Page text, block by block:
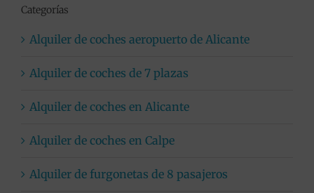
Categorías
Alquiler de coches aeropuerto de Alicante
Alquiler de coches de 7 plazas
Alquiler de coches en Alicante
Alquiler de coches en Calpe
Alquiler de furgonetas de 8 pasajeros